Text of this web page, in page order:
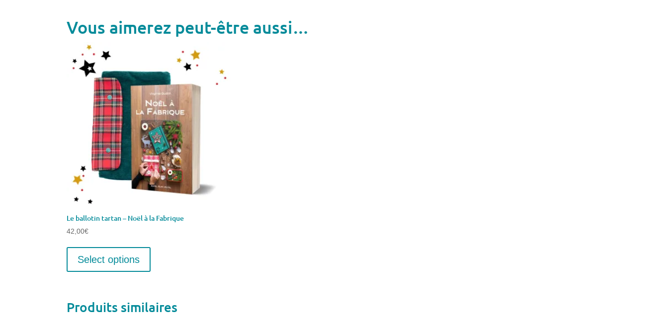
Vous aimerez peut-être aussi…
Le ballotin tartan – Noël à la Fabrique
42,00€
Select options
Produits similaires